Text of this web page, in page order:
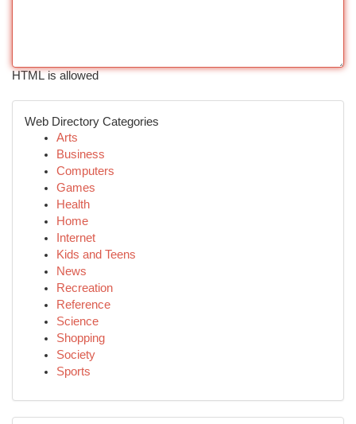
HTML is allowed
Web Directory Categories
Arts
Business
Computers
Games
Health
Home
Internet
Kids and Teens
News
Recreation
Reference
Science
Shopping
Society
Sports